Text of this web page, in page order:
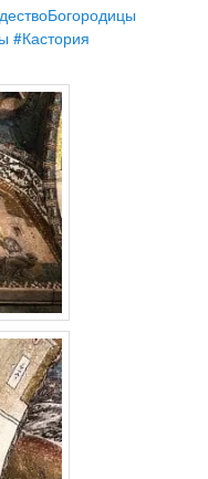
#Кастория